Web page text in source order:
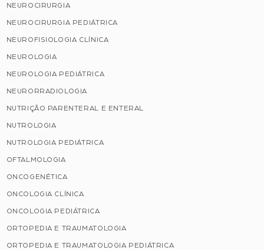
NEUROCIRURGIA
NEUROCIRURGIA PEDIÁTRICA
NEUROFISIOLOGIA CLÍNICA
NEUROLOGIA
NEUROLOGIA PEDIÁTRICA
NEURORRADIOLOGIA
NUTRIÇÃO PARENTERAL E ENTERAL
NUTROLOGIA
NUTROLOGIA PEDIÁTRICA
OFTALMOLOGIA
ONCOGENÉTICA
ONCOLOGIA CLÍNICA
ONCOLOGIA PEDIÁTRICA
ORTOPEDIA E TRAUMATOLOGIA
ORTOPEDIA E TRAUMATOLOGIA PEDIÁTRICA